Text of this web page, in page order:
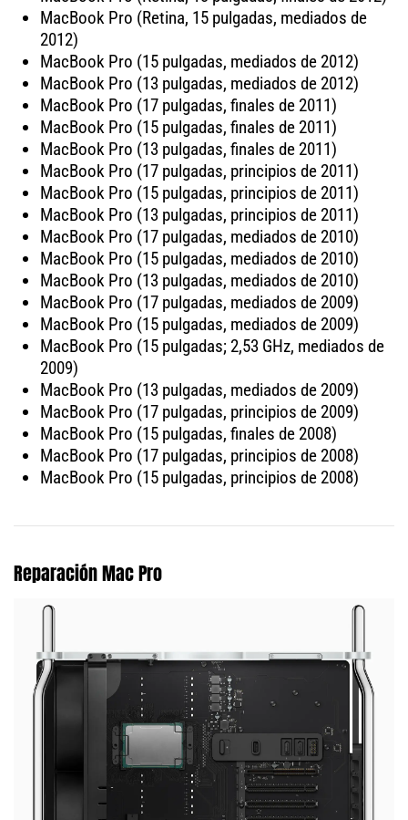
MacBook Pro (Retina, 15 pulgadas, mediados de
2012)
MacBook Pro (15 pulgadas, mediados de 2012)
MacBook Pro (13 pulgadas, mediados de 2012)
MacBook Pro (17 pulgadas, finales de 2011)
MacBook Pro (15 pulgadas, finales de 2011)
MacBook Pro (13 pulgadas, finales de 2011)
MacBook Pro (17 pulgadas, principios de 2011)
MacBook Pro (15 pulgadas, principios de 2011)
MacBook Pro (13 pulgadas, principios de 2011)
MacBook Pro (17 pulgadas, mediados de 2010)
MacBook Pro (15 pulgadas, mediados de 2010)
MacBook Pro (13 pulgadas, mediados de 2010)
MacBook Pro (17 pulgadas, mediados de 2009)
MacBook Pro (15 pulgadas, mediados de 2009)
MacBook Pro (15 pulgadas; 2,53 GHz, mediados de
2009)
MacBook Pro (13 pulgadas, mediados de 2009)
MacBook Pro (17 pulgadas, principios de 2009)
MacBook Pro (15 pulgadas, finales de 2008)
MacBook Pro (17 pulgadas, principios de 2008)
MacBook Pro (15 pulgadas, principios de 2008)
Reparación Mac Pro